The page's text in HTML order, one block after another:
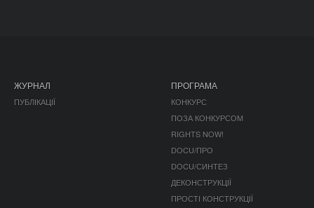
ЖУРНАЛ
ПУБЛІКАЦІЇ
ПРОГРАМА
КОНКУРС
ПОЗА КОНКУРСОМ
RIGHTS NOW!
DOCU/ПРО
DOCU/СИНТЕЗ
ДЕКОНСТРУКЦІЇ
ПРОСТІ КОНСТРУКЦІЇ